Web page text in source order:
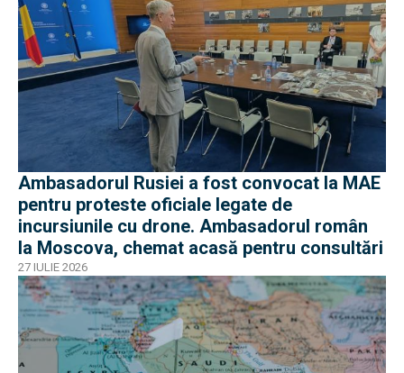
Ambasadorul Rusiei a fost convocat la MAE
pentru proteste oficiale legate de
incursiunile cu drone. Ambasadorul român
la Moscova, chemat acasă pentru consultări
27 IULIE 2026